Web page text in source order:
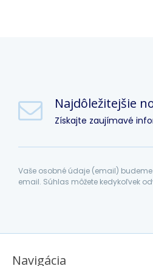
Najdôležitejšie
Získajte zaujímavé
Vaše osobné údaje (email)
email. Súhlas môžete kedykoľvek
Navigácia